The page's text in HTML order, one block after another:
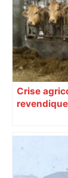
Crise